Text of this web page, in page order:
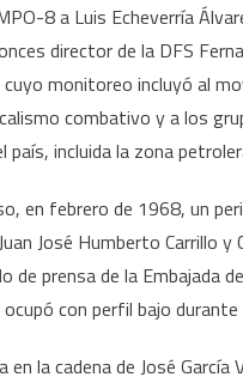
8 a Luis Echeverría
director de la DFS
cuyo monitoreo incluyó al
combativo y a los
país, incluida la zona
en febrero de 1968, un
José Humberto Carrillo y
de prensa de la Embajada
con perfil bajo
en la cadena de José